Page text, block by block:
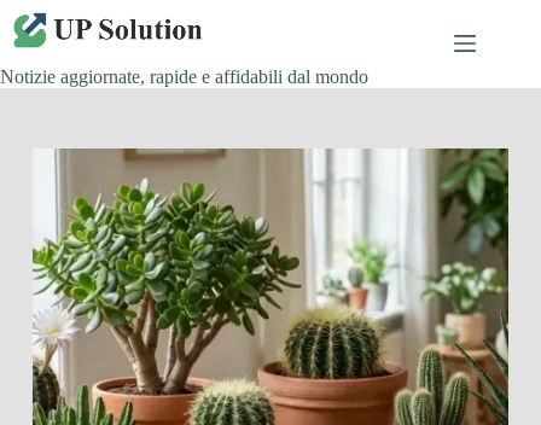
Salta
contenuto
Notizie aggiornate, rapide e affidabili dal mondo